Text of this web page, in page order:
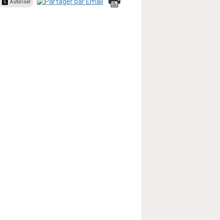
Autoriser